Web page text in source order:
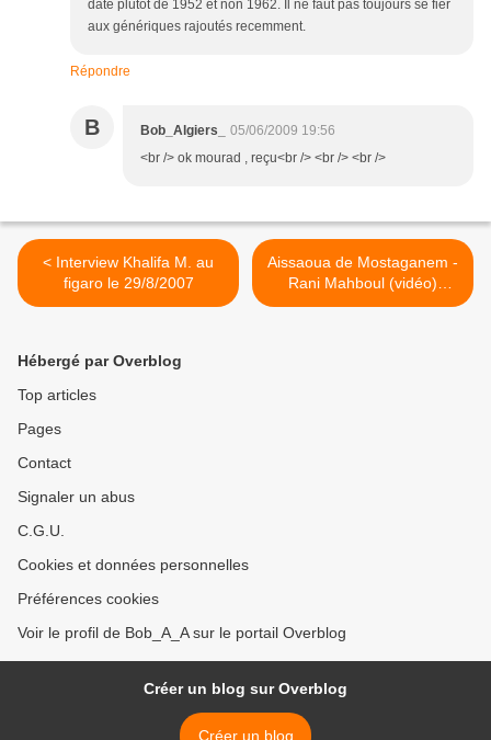
date plutot de 1952 et non 1962. Il ne faut pas toujours se fier
aux génériques rajoutés recemment.
Répondre
B Bob_Algiers_
05/06/2009 19:56
<br /> ok mourad , reçu<br /> <br /> <br />
< Interview Khalifa M. au
figaro le 29/8/2007
Aissaoua de Mostaganem -
Rani Mahboul (vidéo)
موسيقى عيساوى من مستغانم
Hébergé par Overblog
Top articles
Pages
Contact
Signaler un abus
C.G.U.
Cookies et données personnelles
Préférences cookies
Voir le profil de Bob_A_A sur le portail Overblog
Créer un blog sur Overblog
Créer un blog